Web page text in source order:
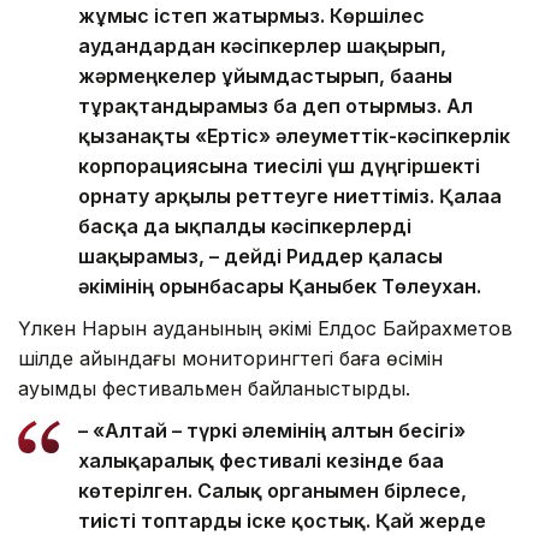
жұмыс істеп жатырмыз. Көршілес
аудандардан кәсіпкерлер шақырып,
жәрмеңкелер ұйымдастырып, бағаны
тұрақтандырамыз ба деп отырмыз. Ал
қызанақты «Ертіс» әлеуметтік-кәсіпкерлік
корпорациясына тиесілі үш дүңгіршекті
орнату арқылы реттеуге ниеттіміз. Қалаға
басқа да ықпалды кәсіпкерлерді
шақырамыз, – дейді Риддер қаласы
әкімінің орынбасары Қаныбек Төлеухан.
Үлкен Нарын ауданының әкімі Елдос Байрахметов
шілде айындағы мониторингтегі баға өсімін
ауқымды фестивальмен байланыстырды.
– «Алтай – түркі әлемінің алтын бесігі»
халықаралық фестивалі кезінде баға
көтерілген. Салық органымен бірлесе,
тиісті топтарды іске қостық. Қай жерде